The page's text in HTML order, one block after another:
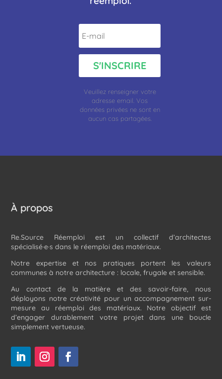
S'INSCRIRE
Veuillez renseigner votre
adresseemail.Vos
données privées ne sont en
aucun cas partagées.
À propos
Re.Source Réemploi est un collectif d’architectes
spécialisé·e·s dans le réemploi des matériaux.
Notre expertise et nos pratiques portent les valeurs
communes à notre architecture : locale, frugale et sensible.
Au contact de la matière et des savoir-faire, nous
déployons notre créativité pour un accompagnement sur-
mesure au réemploi des matériaux. Notre objectif est
d’engager durablement votre projet dans une boucle
simplement vertueuse.